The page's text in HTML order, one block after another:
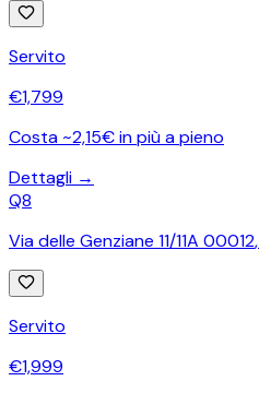
Servito
€1,799
Costa ~2,15€ in più a pieno
Dettagli →
Q8
Via delle Genziane 11/11A 00012,
Servito
€1,999